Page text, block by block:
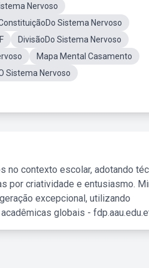
Nervoso
Sistema Nervoso
DivisãoDo Sistema Nervoso
Mapa Mental Casamento
Sistema Nervoso
no contexto escolar, adotando
por criatividade e entusiasmo.
excepcional, utilizando
globais -